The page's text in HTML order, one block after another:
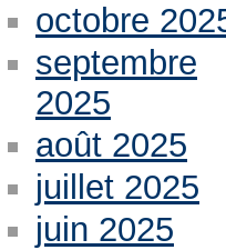
octobre
septembre
2025
août 2025
juillet 2025
juin 2025